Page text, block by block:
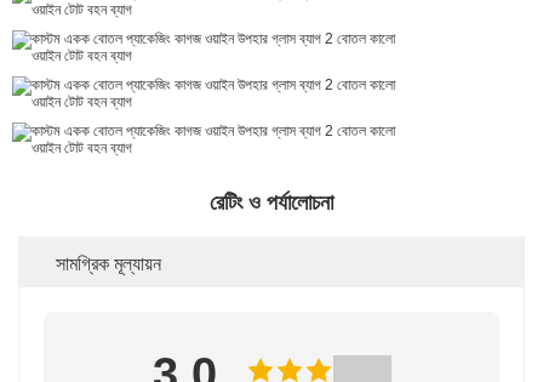
রেটিং ও পর্যালোচনা
সামগ্রিক মূল্যায়ন